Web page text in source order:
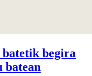
begira
batean